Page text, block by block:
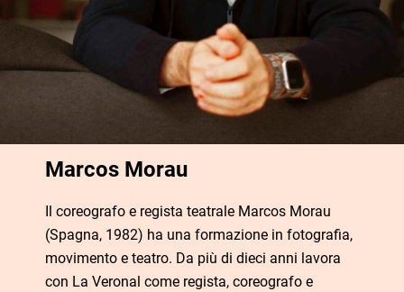
Marcos Morau
Il coreografo e regista teatrale Marcos Morau
(Spagna, 1982) ha una formazione in fotografia,
movimento e teatro. Da più di dieci anni lavora
con La Veronal come regista, coreografo e